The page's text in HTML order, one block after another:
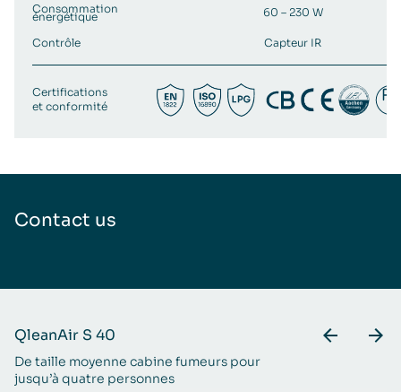
Consommation
énergétique 60 – 230 W
Contrôle Capteur IR
Certifications
et conformité
Contact us
QleanAir S 40
De taille moyenne cabine fumeurs pour
jusqu’à quatre personnes